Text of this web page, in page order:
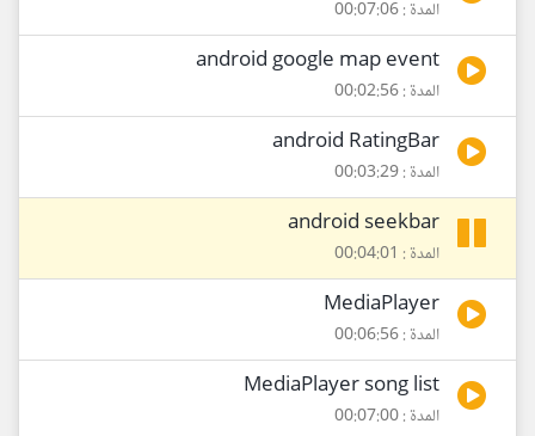
المدة : 00:07:06
android google map event
المدة : 00:02:56
android RatingBar
المدة : 00:03:29
android seekbar
المدة : 00:04:01
MediaPlayer
المدة : 00:06:56
MediaPlayer song list
المدة : 00:07:00